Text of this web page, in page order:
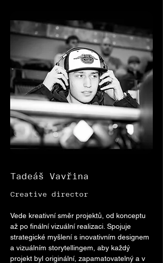
Tadeáš Vavřina
Creative director
Vede kreativní směr projektů, od konceptu
až po finální vizuální realizaci. Spojuje
strategické myšlení s inovativním designem
a vizuálním storytellingem, aby každý
projekt byl originální, zapamatovatelný a v